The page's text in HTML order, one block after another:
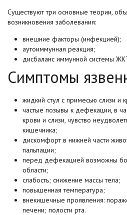
Существуют три основные теории,
возникновения заболевания:
внешние факторы (инфекцией);
аутоиммунная реакция;
дисбаланс иммунной системы
Симптомы
жидкий стул с примесью слизи и
частые позывы к дефекации, в
крови и слизи, чувство
кишечника;
дискомфорт в нижней части
пальпации;
перед дефекацией возможны
области;
слабость; снижение массы тела;
повышенная температура;
внекишечные проявления:
печени; полости рта.